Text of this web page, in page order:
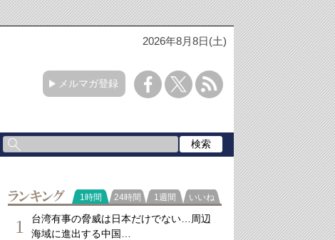
2026年8月8日(土)
メルマガ登録
ランキング
1時間 24時間 1週間 いいね
1
台湾有事の脅威は日本だけでない…周辺
海域に進出する中国…